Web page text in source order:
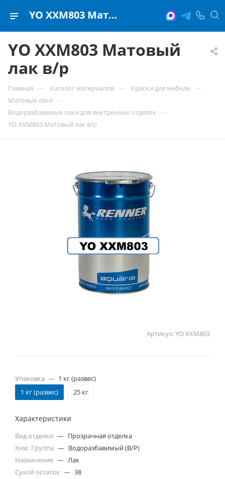
YO ХХM803 Матовый лак в/р
YO ХХM803 Матовый
лак в/р
Главная — Каталог материалов — Краски для мебели —
Матовые лаки —
Водоразбавимые лаки для внутренних отделок —
YO ХХM803 Матовый лак в/р
Артикул:YO XXM803
Упаковка — 1 кг (развес)
1 кг (развес)
25 кг
Характеристики
Вид отделки — Прозрачная отделка
Хим. Группа — Водоразбавимый (В/Р)
Назначение — Лак
Сухой остаток — 38